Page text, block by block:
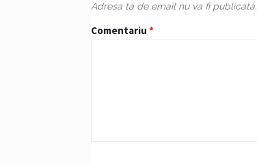
Adresa ta de email nu va fi publicată.
Comentariu *